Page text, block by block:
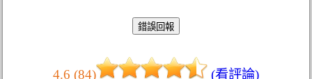
4.6 (84)
(看評論)